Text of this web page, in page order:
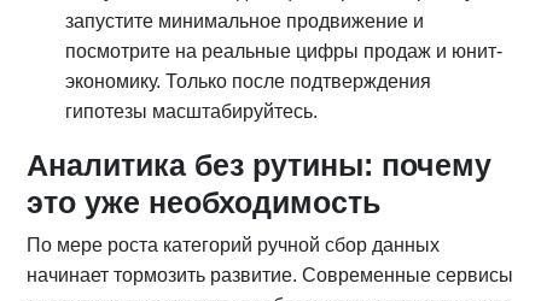
запустите минимальное продвижение и
посмотрите на реальные цифры продаж и юнит-
экономику. Только после подтверждения
гипотезы масштабируйтесь.
Аналитика без рутины: почему
это уже необходимость
По мере роста категорий ручной сбор данных
начинает тормозить развитие. Современные сервисы